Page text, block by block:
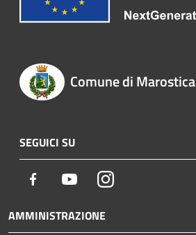
Comune di Marostica
SEGUICI SU
Facebook YoutubeInstagram
AMMINISTRAZIONE